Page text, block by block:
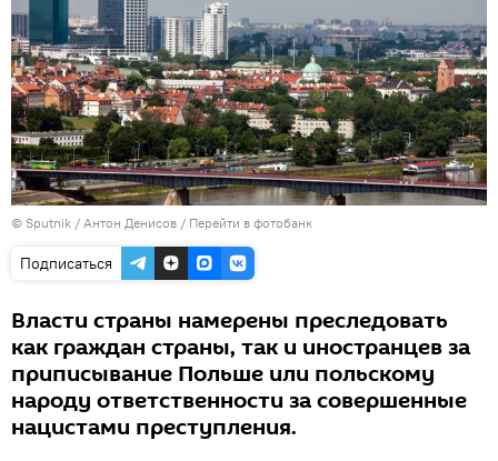
© Sputnik / Антон Денисов / Перейти в фотобанк
Подписаться
Власти страны намерены преследовать
как граждан страны, так и иностранцев за
приписывание Польше или польскому
народу ответственности за совершенные
нацистами преступления.